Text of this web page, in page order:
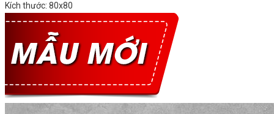
Kích thước: 80x80